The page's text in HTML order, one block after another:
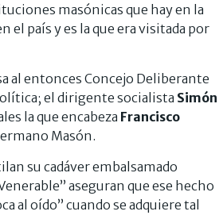
masónicas que hay en la
el país y es la que era visitada por
al entonces Concejo Deliberante
el dirigente socialista Simón
la que encabeza Francisco
Masón.
su cadáver embalsamado
aseguran que ese hecho
al oído” cuando se adquiere tal